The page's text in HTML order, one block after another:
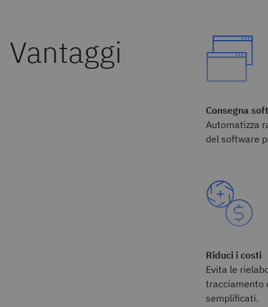
Consegna
Automatizza
del software
Riduci i costi
Evita le
tracciamento
semplificati.